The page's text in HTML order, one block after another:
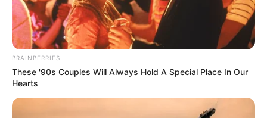
BRAINBERRIES
These '90s Couples Will Always Hold A Special Place In Our
Hearts